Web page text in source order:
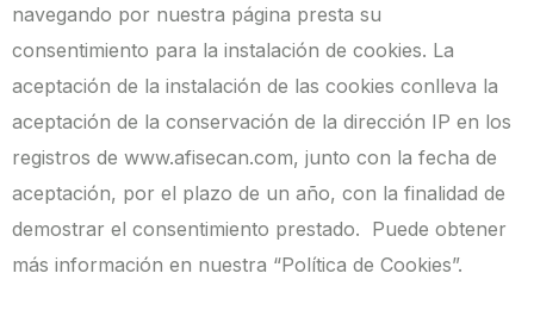
navegando por nuestra página presta su
consentimiento para la instalación de cookies. La
aceptación de la instalación de las cookies conlleva la
aceptación de la conservación de la dirección IP en los
registros de www.afisecan.com, junto con la fecha de
aceptación, por el plazo de un año, con la finalidad de
demostrar el consentimiento prestado. Puede obtener
más información en nuestra “Política de Cookies”.